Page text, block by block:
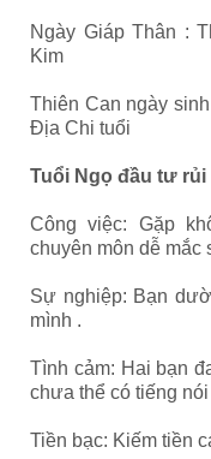
Ngày Giáp Thân :
Kim
Thiên Can ngày
Địa Chi tuổi
Tuổi Ngọ đầu tư rủi
Công việc: Gặp
chuyên môn dễ mắc
Sự nghiệp: Bạn
mình .
Tình cảm: Hai bạn
chưa thể có tiếng
Tiền bạc: Kiếm tiền